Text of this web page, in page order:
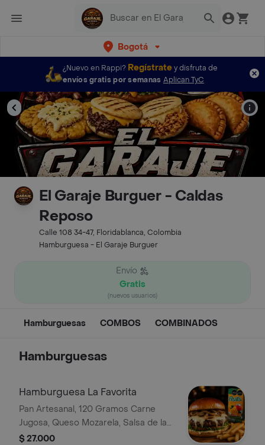
Bogotá
¿Nuevo en Rappi? Regístratey disfruta de
envíos gratis por semanas Aplican TyC
El Garaje Burguer - Caldas
Reposo
Calle 108 34-47, Floridablanca, Colombia
Hamburguesa - El Garaje Burguer
Envío
Gratis
(nuevos usuarios)
Hamburguesas COMBOS COMBINADOS
Hamburguesas
Hamburguesa La Favorita
Pan Artesanal, 120 Gramos Carne
Jugosa, Queso Mozarela, Salsa de la
Casa, con Vegetales Frescos
$ 27.000